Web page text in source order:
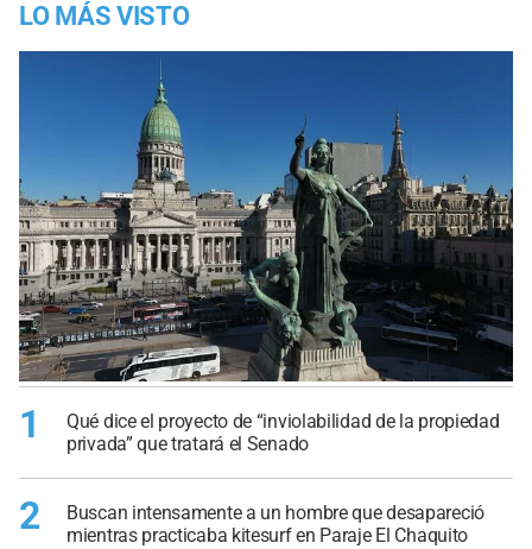
LO MÁS VISTO
1
Qué dice el proyecto de “inviolabilidad de la propiedad
privada” que tratará el Senado
2
Buscan intensamente a un hombre que desapareció
mientras practicaba kitesurf en Paraje El Chaquito